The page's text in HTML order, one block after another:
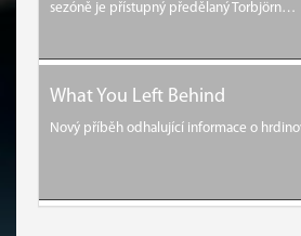
sezóně je přístupný předělaný Torbjörn…
What You Left Behind
Nový příběh odhalující informace o